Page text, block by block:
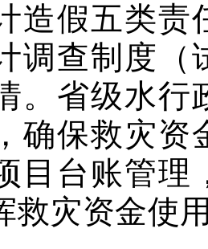
造假五类责
调查制度（
。省级水行
确保救灾资
目台账管理
救灾资金使